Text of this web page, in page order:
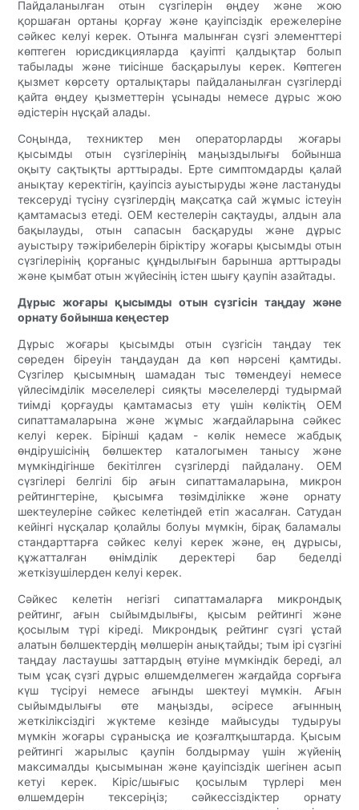
Пайдаланылған отын сүзгілерін өңдеу және жою
қоршаған ортаны қорғау және қауіпсіздік ережелеріне
сәйкес келуі керек. Отынға малынған сүзгі элементтері
көптеген юрисдикцияларда қауіпті қалдықтар болып
табылады және тиісінше басқарылуы керек. Көптеген
қызмет көрсету орталықтары пайдаланылған сүзгілерді
қайта өңдеу қызметтерін ұсынады немесе дұрыс жою
әдістерін нұсқай алады.
Соңында, техниктер мен операторларды жоғары
қысымды отын сүзгілерінің маңыздылығы бойынша
оқыту сақтықты арттырады. Ерте симптомдарды қалай
анықтау керектігін, қауіпсіз ауыстыруды және ластануды
тексеруді түсіну сүзгілердің мақсатқа сай жұмыс істеуін
қамтамасыз етеді. OEM кестелерін сақтауды, алдын ала
бақылауды, отын сапасын басқаруды және дұрыс
ауыстыру тәжірибелерін біріктіру жоғары қысымды отын
сүзгілерінің қорғаныс құндылығын барынша арттырады
және қымбат отын жүйесінің істен шығу қаупін азайтады.
Дұрыс жоғары қысымды отын сүзгісін таңдау және
орнату бойынша кеңестер
Дұрыс жоғары қысымды отын сүзгісін таңдау тек
сөреден біреуін таңдаудан да көп нәрсені қамтиды.
Сүзгілер қысымның шамадан тыс төмендеуі немесе
үйлесімділік мәселелері сияқты мәселелерді тудырмай
тиімді қорғауды қамтамасыз ету үшін көліктің OEM
сипаттамаларына және жұмыс жағдайларына сәйкес
келуі керек. Бірінші қадам - ​​көлік немесе жабдық
өндірушісінің бөлшектер каталогымен танысу және
мүмкіндігінше бекітілген сүзгілерді пайдалану. OEM
сүзгілері белгілі бір ағын сипаттамаларына, микрон
рейтингтеріне, қысымға төзімділікке және орнату
шектеулеріне сәйкес келетіндей етіп жасалған. Сатудан
кейінгі нұсқалар қолайлы болуы мүмкін, бірақ баламалы
стандарттарға сәйкес келуі керек және, ең дұрысы,
құжатталған өнімділік деректері бар беделді
жеткізушілерден келуі керек.
Сәйкес келетін негізгі сипаттамаларға микрондық
рейтинг, ағын сыйымдылығы, қысым рейтингі және
қосылым түрі кіреді. Микрондық рейтинг сүзгі ұстай
алатын бөлшектердің мөлшерін анықтайды; тым ірі сүзгіні
таңдау ластаушы заттардың өтуіне мүмкіндік береді, ал
тым ұсақ сүзгі дұрыс өлшемделмеген жағдайда сорғыға
күш түсіруі немесе ағынды шектеуі мүмкін. Ағын
сыйымдылығы өте маңызды, әсіресе ағынның
жеткіліксіздігі жүктеме кезінде майысуды тудыруы
мүмкін жоғары сұранысқа ие қозғалтқыштарда. Қысым
рейтингі жарылыс қаупін болдырмау үшін жүйенің
максималды қысымынан және қауіпсіздік шегінен асып
кетуі керек. Кіріс/шығыс қосылым түрлері мен
өлшемдерін тексеріңіз; сәйкессіздіктер орнату